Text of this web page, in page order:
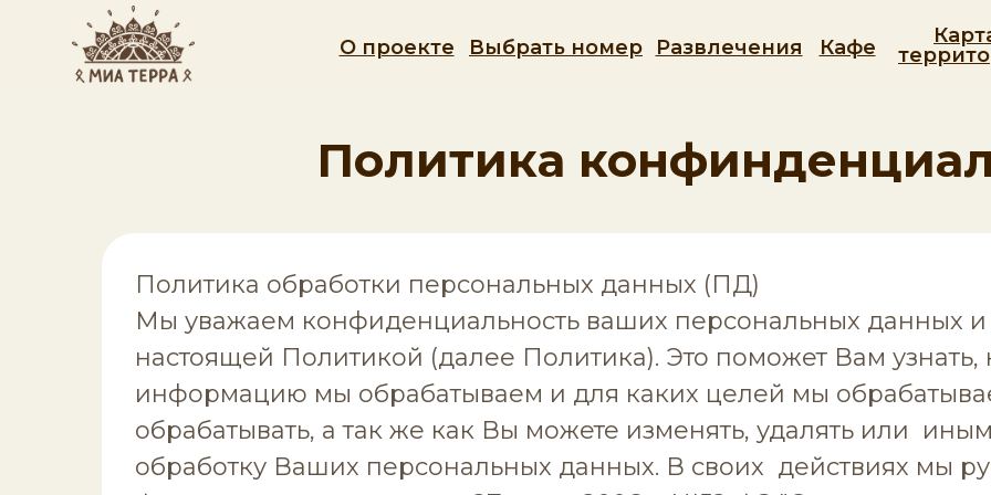
О проекте Выбрать номер Развлечения Кафе
Политика
Политика обработки персональных данных (ПД)
Мы уважаем конфиденциальность ваших персональных данных и
настоящей Политикой (далее Политика). Это поможет Вам узнать,
информацию мы обрабатываем и для каких целей мы
обрабатывать, а так же как Вы можете изменять, удалять или
обработку Ваших персональных данных. В cвoих действиях мы